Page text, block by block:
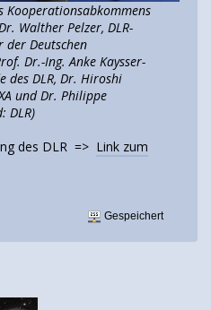
Kooperationsabkommens
Walther Pelzer, DLR-
der Deutschen
Dr.-Ing. Anke Kaysser-
des DLR, Dr. Hiroshi
und Dr. Philippe
DLR)
des DLR => Link zum
Gespeichert